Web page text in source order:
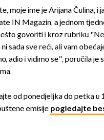
moje ime je Arijana Čulina, i
IN Magazin, a jednom
govoriti i kroz rubriku
sada sve reći, ali vam
adio i vidimo se", poručila je
od ponedjeljka do petka u
emisije pogledajte